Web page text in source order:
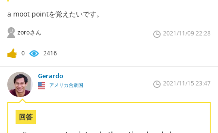
a moot pointを覚えたいです。
zoroさん 2021/11/09 22:28
0 2416
Gerardo
アメリカ合衆国 2021/11/15 23:47
回答